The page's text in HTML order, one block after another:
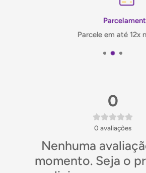
Parcelamento
Parcele em até 12x no
0
0 avaliações
Nenhuma
momento. Seja o